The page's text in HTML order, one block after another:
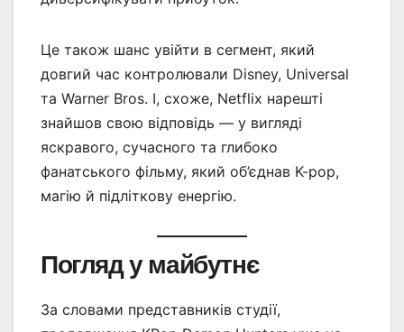
Це також шанс увійти в сегмент, який
довгий час контролювали Disney, Universal
та Warner Bros. І, схоже, Netflix нарешті
знайшов свою відповідь — у вигляді
яскравого, сучасного та глибоко
фанатського фільму, який об’єднав K-pop,
магію й підліткову енергію.
Погляд у майбутнє
За словами представників студії,